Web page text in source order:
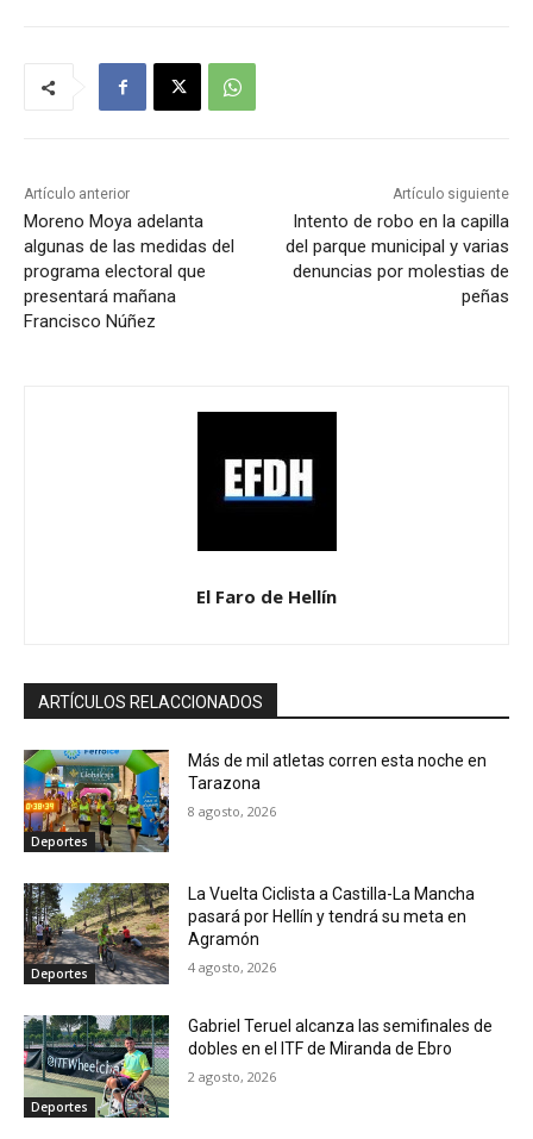
Artículo anterior
Moreno Moya adelanta
algunas de las medidas del
programa electoral que
presentará mañana
Francisco Núñez
Artículo siguiente
Intento de robo en la capilla
del parque municipal y varias
denuncias por molestias de
peñas
El Faro de Hellín
ARTÍCULOS RELACCIONADOS
Deportes
Más de mil atletas corren esta noche en
Tarazona
8 agosto, 2026
Deportes
La Vuelta Ciclista a Castilla-La Mancha
pasará por Hellín y tendrá su meta en
Agramón
4 agosto, 2026
Deportes
Gabriel Teruel alcanza las semifinales de
dobles en el ITF de Miranda de Ebro
2 agosto, 2026